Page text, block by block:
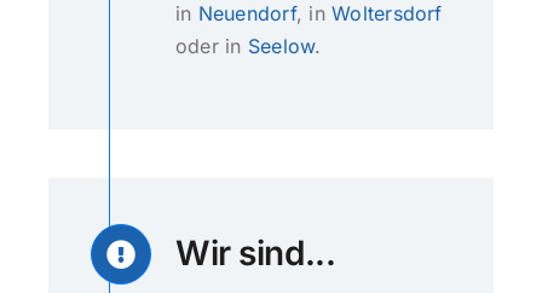
in Neuendorf, inWoltersdorf
oder in Seelow.
Wir sind...